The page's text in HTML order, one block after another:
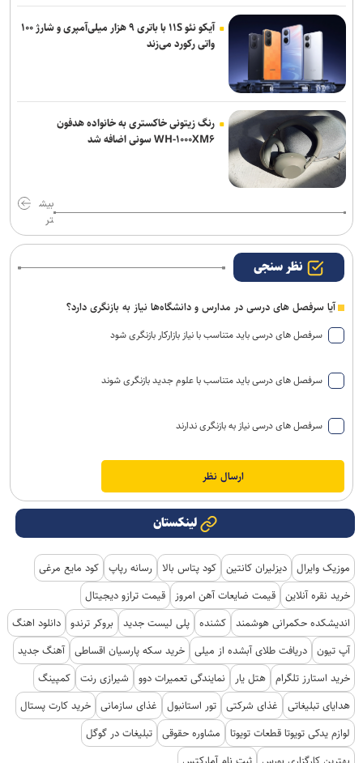
آیکو نئو ۱۱S با باتری ۹ هزار میلی‌آمپری و شارژ ۱۰۰
واتی رکورد می‌زند
رنگ زیتونی خاکستری به خانواده هدفون
WH-۱۰۰۰XM۶ سونی اضافه شد
بیش
تر
نظر سنجی
آیا سرفصل های درسی در مدارس و دانشگاه‌ها نیاز به بازنگری دارد؟
سرفصل های درسی باید متناسب با نیاز بازارکار بازنگری شود
سرفصل های درسی باید متناسب با علوم جدید بازنگری شوند
سرفصل های درسی نیاز به بازنگری ندارند
لینکستان
موزیک وایرال دیزلیران کانتین کود پتاس بالا رسانه رپاپ کود مایع مرغی
خرید نقره آنلاین قیمت ضایعات آهن امروز
قیمت ترازو دیجیتال
اندیشکده حکمرانی هوشمند کشنده پلی لیست جدید بروکر ترندو دانلود اهنگ
آپ تیون دریافت طلای آبشده از میلی خرید سکه پارسیان اقساطی آهنگ جدید
خرید استارز تلگرام هتل یار نمایندگی تعمیرات دوو شیرازی رنت کمپینگ
هدایای تبلیغاتی
غذای شرکتی تور استانبول غذای سازمانی خرید کارت پستال
لوازم یدکی تویوتا قطعات تویوتا
مشاوره حقوقی تبلیغات در گوگل